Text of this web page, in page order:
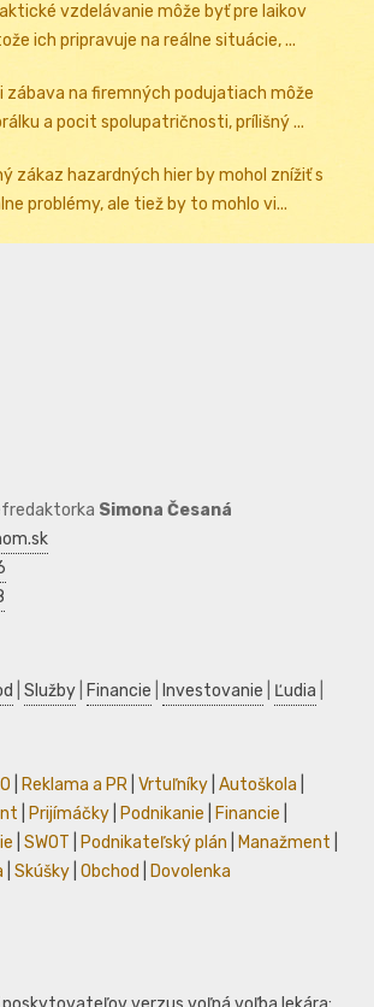
vzdelávanie môže byť pre laikov
ich pripravuje na reálne situácie, ...
zábava na firemných podujatiach môže
a pocit spolupatričnosti, prílišný ...
zákaz hazardných hier by mohol znížiť s
problémy, ale tiež by to mohlo vi...
Simona Česaná
Služby Financie Investovanie Ľudia
Reklama a PR Vrtuľníky Autoškola
Prijímáčky Podnikanie Financie
SWOT Podnikateľský plán Manažment
Skúšky Obchod Dovolenka